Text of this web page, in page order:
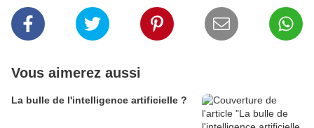
Vous aimerez aussi
La bulle de l'intelligence artificielle ?